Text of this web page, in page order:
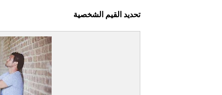
تحديد القيم الشخصية